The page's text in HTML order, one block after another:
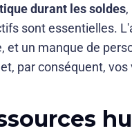
durant les soldes
sont essentielles.
et un manque de
par conséquent, vos